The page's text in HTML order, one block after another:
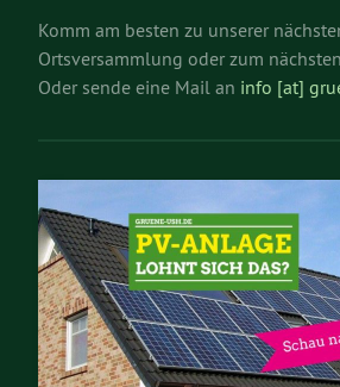
Komm am besten zu unserer
Ortsversammlung oder zum
Oder sende eine Mail an info [at]